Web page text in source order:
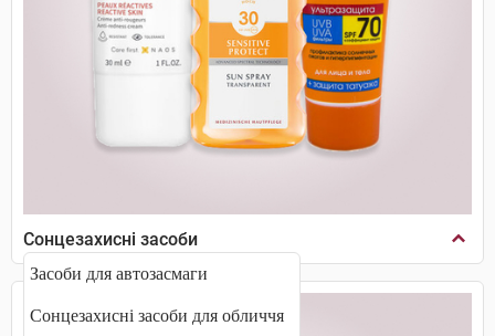
Сонцезахисні засоби
Засоби для автозасмаги
Сонцезахисні засоби для обличчя